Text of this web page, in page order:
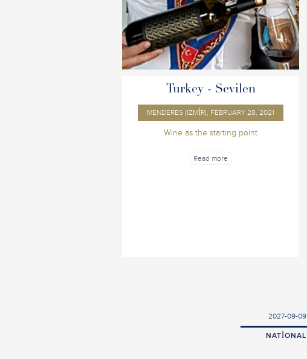
Turkey - Sevilen
MENDERES (IZMIR), FEBRUARY 28, 2021
Wine as the starting point
Read more
2027-09-09
NATIONAL